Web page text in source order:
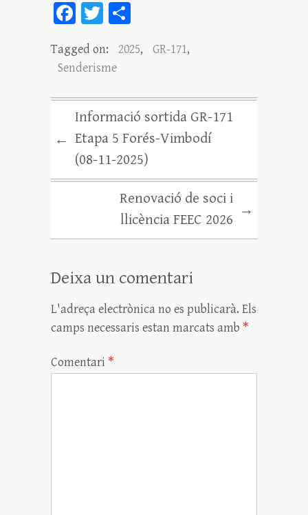
Fa
bo
ok
T
tt
er
m
rt
ei
x
Tagged on: 2025, GR-171,
Senderisme
←
Informació sortida GR-171
Etapa 5 Forés-Vimbodí
(08-11-2025)
Renovació de soci i
llicència FEEC 2026
→
Deixa un comentari
L'adreça electrònica no es publicarà. Els
camps necessaris estan marcats amb *
Comentari *